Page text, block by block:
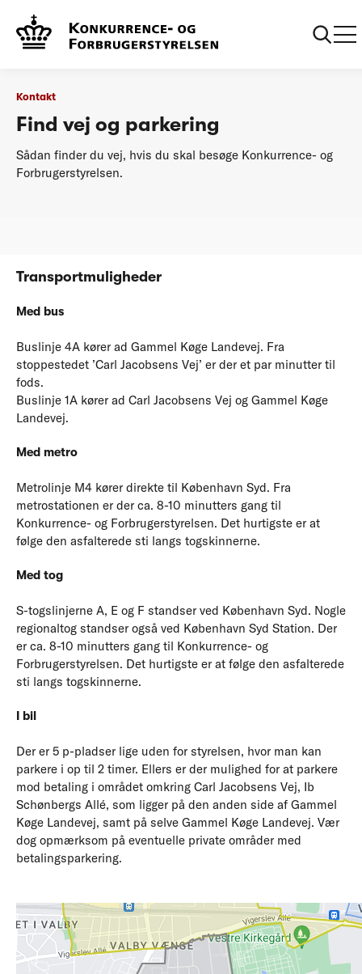
Kontakt
Kontakt
Find vej og parkering
Sådan finder du vej, hvis du skal besøge Konkurrence- og
Forbrugerstyrelsen.
Transportmuligheder
Med bus
Buslinje 4A kører ad Gammel Køge Landevej. Fra
stoppestedet ’Carl Jacobsens Vej’ er der et par minutter til
fods.
Buslinje 1A kører ad Carl Jacobsens Vej og Gammel Køge
Landevej.
Med metro
Metrolinje M4 kører direkte til København Syd. Fra
metrostationen er der ca. 8-10 minutters gang til
Konkurrence- og Forbrugerstyrelsen. Det hurtigste er at
følge den asfalterede sti langs togskinnerne.
Med tog
S-togslinjerne A, E og F standser ved København Syd. Nogle
regionaltog standser også ved København Syd Station. Der
er ca. 8-10 minutters gang til Konkurrence- og
Forbrugerstyrelsen. Det hurtigste er at følge den asfalterede
sti langs togskinnerne.
I bil
Der er 5 p-pladser lige uden for styrelsen, hvor man kan
parkere i op til 2 timer. Ellers er der mulighed for at parkere
mod betaling i området omkring Carl Jacobsens Vej, Ib
Schønbergs Allé, som ligger på den anden side af Gammel
Køge Landevej, samt på selve Gammel Køge Landevej. Vær
dog opmærksom på eventuelle private områder med
betalingsparkering.